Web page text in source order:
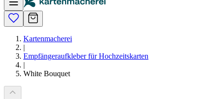
Kartenmacherei
|
Empfängeraufkleber für Hochzeitskarten
|
White Bouquet